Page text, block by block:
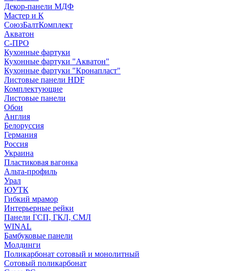
Декор-панели МДФ
Мастер и К
СоюзБалтКомплект
Акватон
С-ПРО
Кухонные фартуки
Кухонные фартуки "Акватон"
Кухонные фартуки "Кронапласт"
Листовые панели HDF
Комплектующие
Листовые панели
Обои
Англия
Белоруссия
Германия
Россия
Украина
Пластиковая вагонка
Альта-профиль
Урал
ЮУТК
Гибкий мрамор
Интерьерные рейки
Панели ГСП, ГКЛ, СМЛ
WINAL
Бамбуковые панели
Молдинги
Поликарбонат сотовый и монолитный
Сотовый поликарбонат